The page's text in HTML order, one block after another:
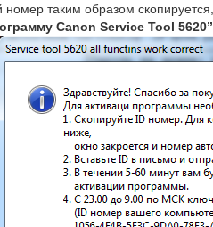
номер таким образом
Canon Service Tool 5620”